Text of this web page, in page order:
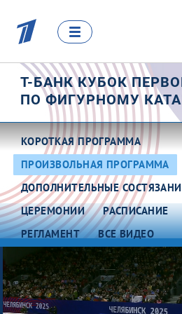
Т-БАНК КУБОК
ПО ФИГУРНОМУ
КОРОТКАЯ ПРОГРАММА
ПРОИЗВОЛЬНАЯ ПРОГРАММА
ДОПОЛНИТЕЛЬНЫЕ
ЦЕРЕМОНИИ
РАСПИСАНИЕ
РЕГЛАМЕНТ
ВСЕ ВИДЕО